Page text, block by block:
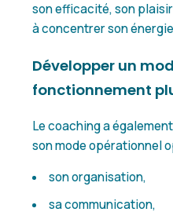
son efficacité, son
à concentrer son
Développer un
fonctionnement
Le coaching a
son mode opérationnel
son organisation,
sa communication,